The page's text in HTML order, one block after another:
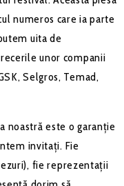
numeros care ia parte
uita de
unor companii
Selgros, Temad,
noastră este o garanție
invitați. Fie
fie reprezentații